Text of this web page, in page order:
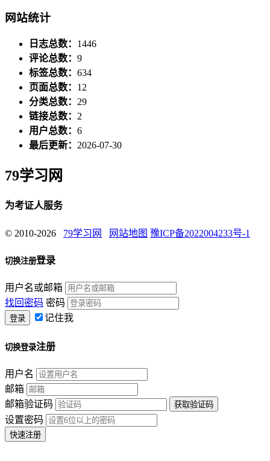
网站统计
日志总数： 1446
评论总数： 9
标签总数： 634
页面总数： 12
分类总数： 29
链接总数： 2
用户总数： 6
最后更新： 2026-07-30
79学习网
为考证人服务
© 2010-2026 79学习网 网站地图 豫ICP备2022004233号-1
切换注册登录
用户名或邮箱
找回密码 密码
记住我
切换登录注册
用户名
邮箱
邮箱验证码
设置密码